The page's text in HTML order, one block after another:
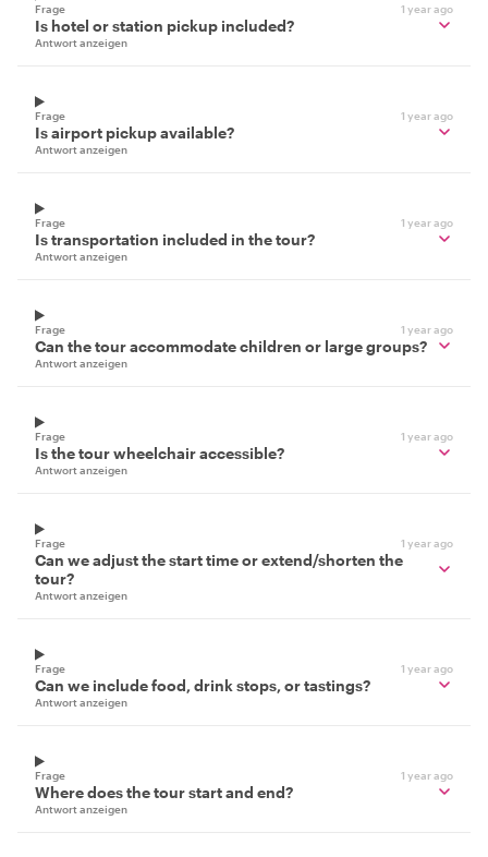
Frage 1 year ago
Is hotel or station pickup included?
Antwort anzeigen
Frage 1 year ago
Is airport pickup available?
Antwort anzeigen
Frage 1 year ago
Is transportation included in the tour?
Antwort anzeigen
Frage 1 year ago
Can the tour accommodate children or large groups?
Antwort anzeigen
Frage 1 year ago
Is the tour wheelchair accessible?
Antwort anzeigen
Frage 1 year ago
Can we adjust the start time or extend/shorten the
tour?
Antwort anzeigen
Frage 1 year ago
Can we include food, drink stops, or tastings?
Antwort anzeigen
Frage 1 year ago
Where does the tour start and end?
Antwort anzeigen